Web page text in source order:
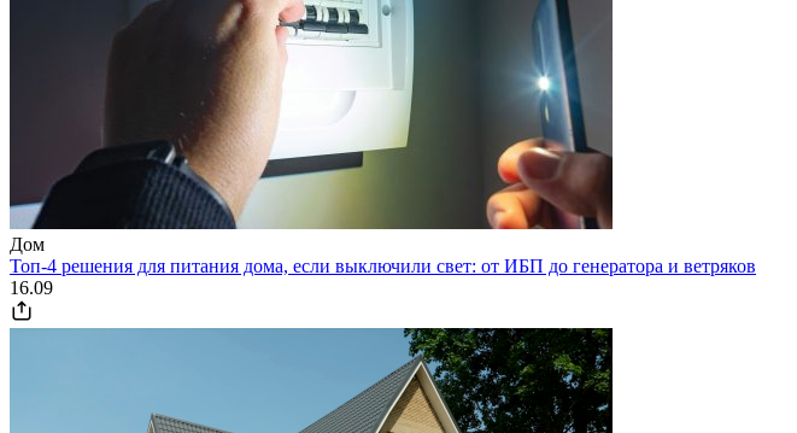
Дом
Топ-4 решения для питания дома, если выключили свет: от ИБП до генератора и ветряков
16.09